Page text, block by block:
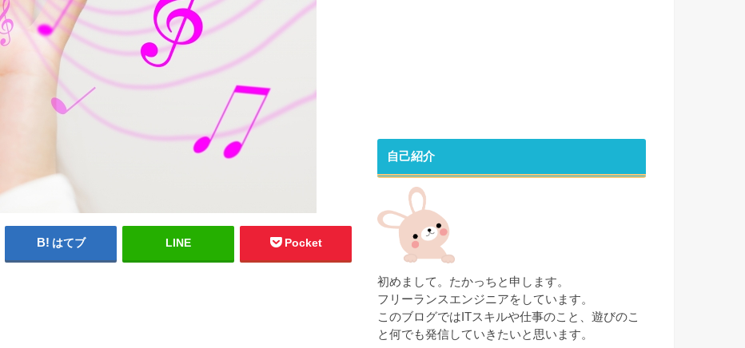
はてブ LINE Pocket
自己紹介
初めまして。たかっちと申します。
フリーランスエンジニアをしています。
このブログではITスキルや仕事のこと、遊びのこ
と何でも発信していきたいと思います。